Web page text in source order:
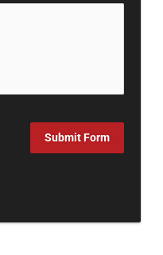
Submit Form